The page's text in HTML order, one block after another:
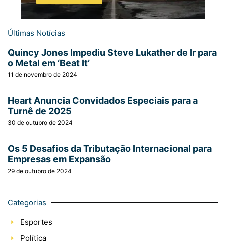
Últimas Notícias
Quincy Jones Impediu Steve Lukather de Ir para
o Metal em ‘Beat It’
11 de novembro de 2024
Heart Anuncia Convidados Especiais para a
Turnê de 2025
30 de outubro de 2024
Os 5 Desafios da Tributação Internacional para
Empresas em Expansão
29 de outubro de 2024
Categorias
Esportes
Política